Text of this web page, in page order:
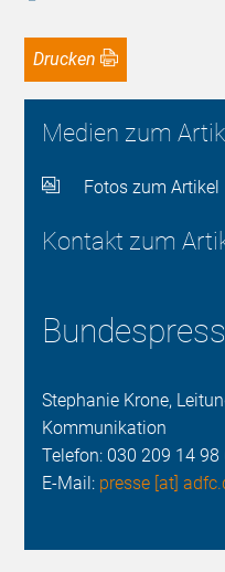
Drucken
Medien zum
Fotos zum Artikel
Kontakt zum
Stephanie Krone,
Kommunikation
Telefon: 030 209 14 98
E-Mail: presse [at]